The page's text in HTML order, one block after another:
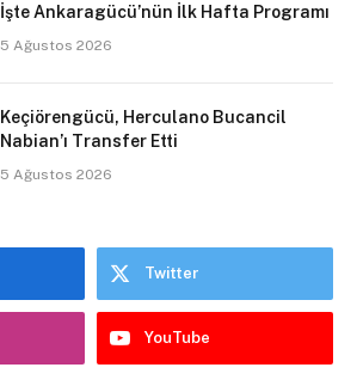
İşte Ankaragücü’nün İlk Hafta Programı
5 Ağustos 2026
Keçiörengücü, Herculano Bucancil
Nabian’ı Transfer Etti
5 Ağustos 2026
Twitter
YouTube